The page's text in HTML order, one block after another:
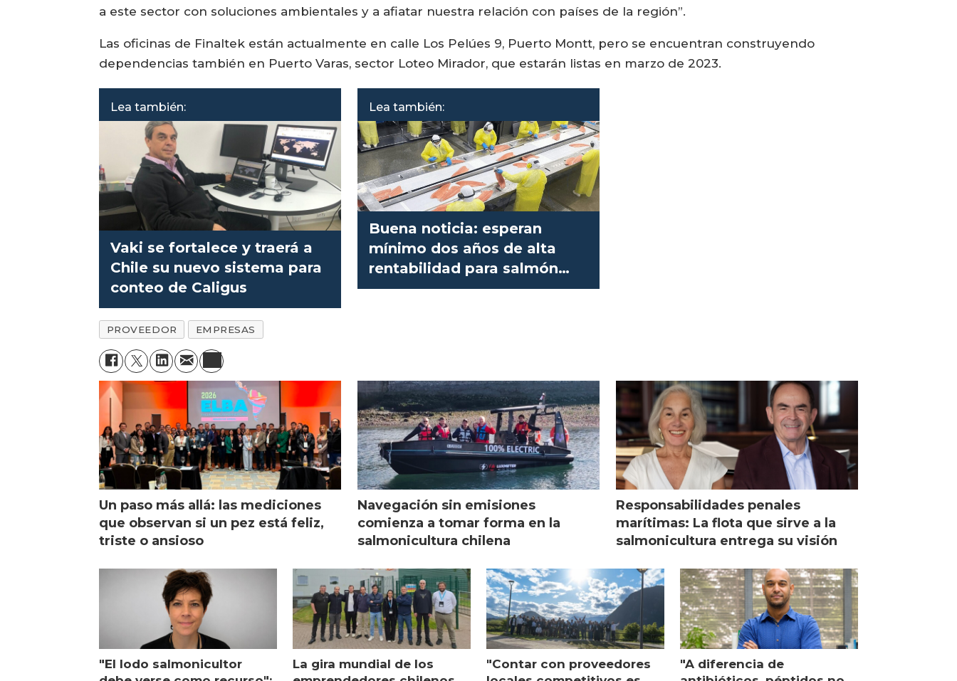
a este sector con soluciones ambientales y a afiatar nuestra relación con países de la región”.
Las oficinas de Finaltek están actualmente en calle Los Pelúes 9, Puerto Montt, pero se encuentran construyendo
dependencias también en Puerto Varas, sector Loteo Mirador, que estarán listas en marzo de 2023.
Lea también:
Vaki se fortalece y traerá a
Chile su nuevo sistema para
conteo de Caligus
Lea también:
Buena noticia: esperan
mínimo dos años de alta
rentabilidad para salmón
chileno
PROVEEDOR EMPRESAS
Un paso más allá: las mediciones
que observan si un pez está feliz,
triste o ansioso
Navegación sin emisiones
comienza a tomar forma en la
salmonicultura chilena
Responsabilidades penales
marítimas: La flota que sirve a la
salmonicultura entrega su visión
"El lodo salmonicultor
La gira mundial de los
"Contar con proveedores
"A diferencia de